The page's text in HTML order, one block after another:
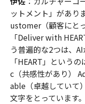
ットメント」があり
ustomer（顧客にと
「Deliver with
う普遍的な2つは、
「HEART」という
c（共感性があり）
able（卓越していて
文字をとっています。